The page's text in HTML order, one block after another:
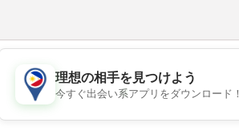
💖
理想の相手を見つけよう
今すぐ出会い系アプリをダウンロード！